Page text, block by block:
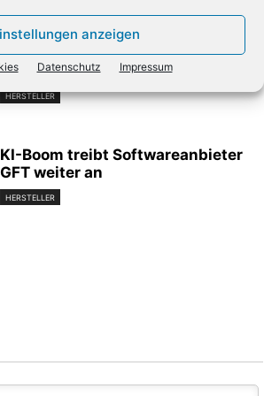
anzeigen
Datenschutz Impressum
Craig Robertson wird Channel-
Chef von Everpure
HERSTELLER
KI-Boom treibt Softwareanbieter
GFT weiter an
HERSTELLER